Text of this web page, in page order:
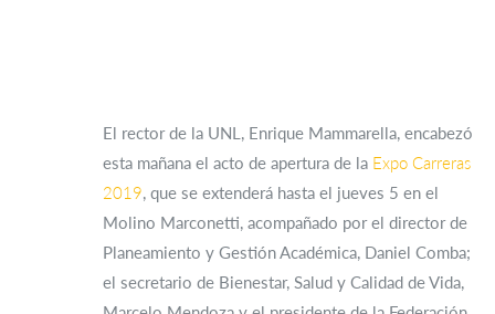
El rector de la UNL, Enrique Mammarella, encabezó
esta mañana el acto de apertura de la Expo Carreras
2019, que se extenderá hasta el jueves 5 en el
Molino Marconetti, acompañado por el director de
Planeamiento y Gestión Académica, Daniel Comba;
el secretario de Bienestar, Salud y Calidad de Vida,